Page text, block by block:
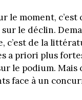
le moment,
sur le déclin.
c’est de la
a priori plus
le podium. Mais
face à un